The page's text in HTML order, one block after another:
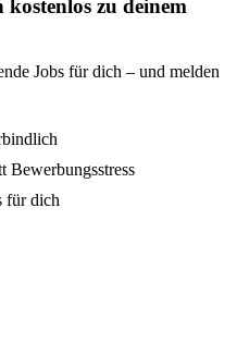
zu deinem
Jobs für dich – und melden
Bewerbungsstress
für dich